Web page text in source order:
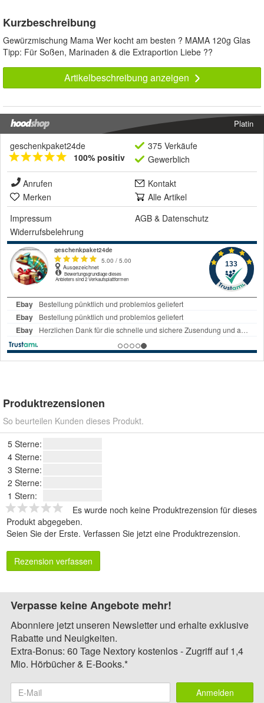
Kurzbeschreibung
Gewürzmischung Mama Wer kocht am besten ? MAMA 120g Glas
Tipp: Für Soßen, Marinaden & die Extraportion Liebe ??
Artikelbeschreibung anzeigen
Platin
geschenkpaket24de
100% positiv
375 Verkäufe
Gewerblich
Anrufen
Kontakt
Merken
Alle Artikel
Impressum
AGB & Datenschutz
Widerrufsbelehrung
Produktrezensionen
So beurteilen Kunden dieses Produkt.
5 Sterne:
4 Sterne:
3 Sterne:
2 Sterne:
1 Stern:
Es wurde noch keine Produktrezension für dieses
Produkt abgegeben.
Seien Sie der Erste. Verfassen Sie jetzt eine Produktrezension.
Rezension verfassen
Verpasse keine Angebote mehr!
Abonniere jetzt unseren Newsletter und erhalte exklusive
Rabatte und Neuigkeiten.
Extra-Bonus: 60 Tage Nextory kostenlos - Zugriff auf 1,4
Mio. Hörbücher & E-Books.*
Anmelden